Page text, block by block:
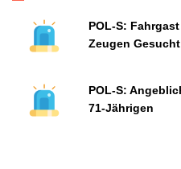
POL-S:
Zeugen Gesucht
POL-S:
71-Jährigen